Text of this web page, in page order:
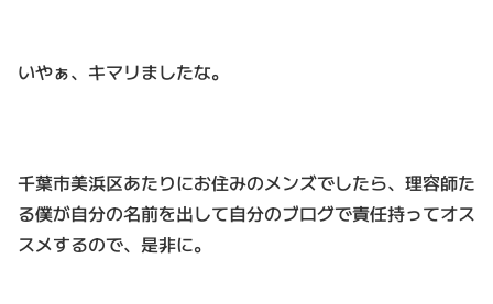
いやぁ、キマリましたな。
千葉市美浜区あたりにお住みのメンズでしたら、理容師た
る僕が自分の名前を出して自分のブログで責任持ってオス
スメするので、是非に。